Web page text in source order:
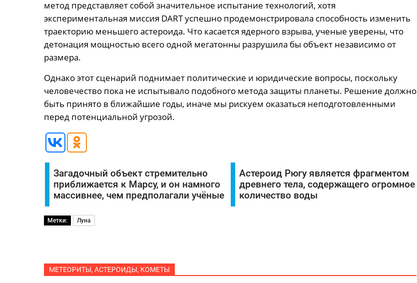
метод представляет собой значительное испытание технологий, хотя
экспериментальная миссия DART успешно продемонстрировала способность изменить
траекторию меньшего астероида. Что касается ядерного взрыва, ученые уверены, что
детонация мощностью всего одной мегатонны разрушила бы объект независимо от
размера.
Однако этот сценарий поднимает политические и юридические вопросы, поскольку
человечество пока не испытывало подобного метода защиты планеты. Решение должно
быть принято в ближайшие годы, иначе мы рискуем оказаться неподготовленными
перед потенциальной угрозой.
Загадочный объект стремительно
приближается к Марсу, и он намного
массивнее, чем предполагали учёные
Астероид Рюгу является фрагментом
древнего тела, содержащего огромное
количество воды
Метки: Луна
МЕТЕОРИТЫ, АСТЕРОИДЫ, КОМЕТЫ